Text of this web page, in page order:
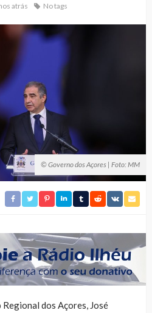
atrás No tags
© Governo dos Açores | Foto: MM
dos Açores, José